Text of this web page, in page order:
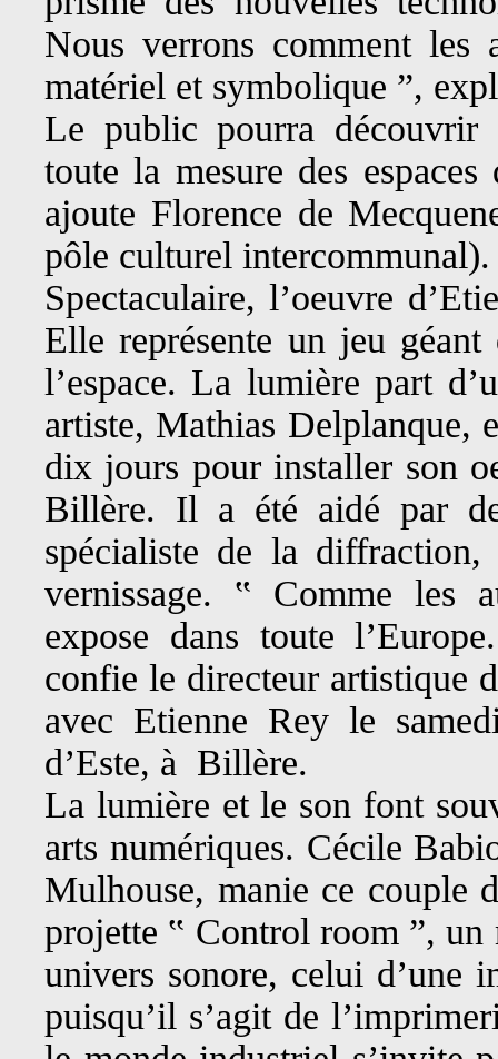
Nous verrons comment les
matériel et symbolique ”,
Le public pourra découvrir
toute la mesure des
ajoute Florence de
pôle culturel intercommunal).
Spectaculaire, l’oeuvre
Elle représente un jeu
l’espace. La lumière part
artiste, Mathias Delplanque,
dix jours pour installer son
Billère. Il a été aidé par
spécialiste de la
vernissage. ‟ Comme les
expose dans toute
confie le directeur artistique
avec Etienne Rey le
d’Este, à Billère.
La lumière et le son font
arts numériques. Cécile
Mulhouse, manie ce couple
projette ‟ Control room ”, un
univers sonore, celui d’une
puisqu’il s’agit de